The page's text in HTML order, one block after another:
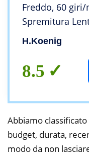
Freddo, 60
Spremitura
1L, 400W
H.koenig
8.5
Abbiamo
budget, durata,
modo da non